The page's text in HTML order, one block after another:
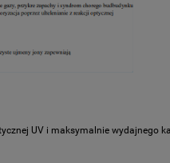
UV i maksymalnie wydajnego